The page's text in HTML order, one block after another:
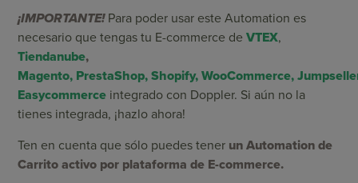
¡IMPORTANTE!Para poder usar este Automation es
necesario que tengas tu E-commerce deVTEX,
Tiendanube,
Magento, PrestaShop, Shopify, WooCommerce,
Easycommerce integrado con Doppler. Si aún no la
tienes integrada, ¡hazlo ahora!
Ten en cuenta que sólo puedes tener un Automation de
Carrito activo por plataforma de E-commerce.